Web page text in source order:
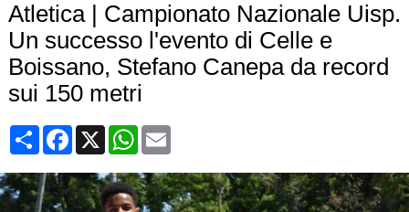
Atletica | Campionato Nazionale Uisp.
Un successo l'evento di Celle e
Boissano, Stefano Canepa da record
sui 150 metri
CondividiFacebook
X WhatsApp
Email